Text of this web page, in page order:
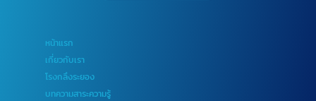
หน้าแรก
เกี่ยวกับเรา
โรงกลึงระยอง
บทความสาระความรู้